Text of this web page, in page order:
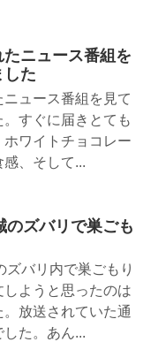
ニュース番組を
した
ュース番組を見て
すぐに届きとても
ホワイトチョコレー
感、そして...
ズバリで巣ごも
バリ内で巣ごもり
ようと思ったのは
放送されていた通
した。あん...